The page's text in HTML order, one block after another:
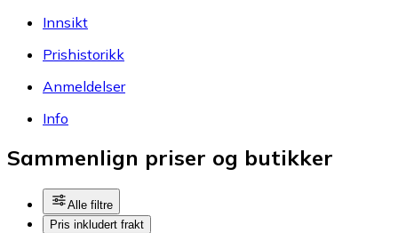
Innsikt
Prishistorikk
Anmeldelser
Info
Sammenlign priser og butikker
Alle filtre
Pris inkludert frakt